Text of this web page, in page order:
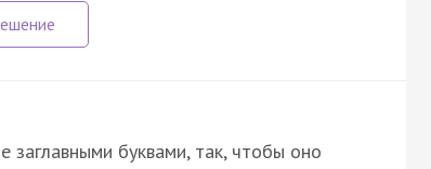
заглавными буквами, так, чтобы оно